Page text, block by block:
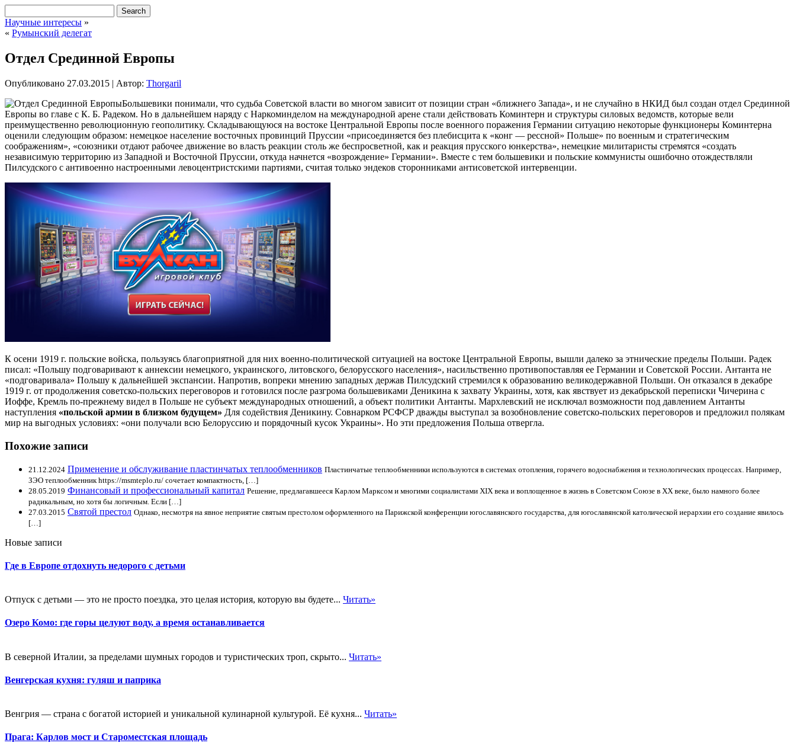
Научные интересы »
« Румынский делегат
Отдел Срединной Европы
Опубликовано 27.03.2015 | Автор: Thorgaril
Большевики понимали, что судьба Советской власти во многом зависит от позиции стран «ближнего Запада», и не случайно в НКИД был создан отдел Срединной
Европы во главе с К. Б. Радеком. Но в дальнейшем наряду с Наркоминделом на международной арене стали действовать Коминтерн и структуры силовых ведомств, которые вели
преимущественно революционную геополитику. Складывающуюся на востоке Центральной Европы после военного поражения Германии ситуацию некоторые функционеры Коминтерна
оценили следующим образом: немецкое население восточных провинций Пруссии «присоединяется без плебисцита к «конг — рессной» Польше» по военным и стратегическим
соображениям», «союзники отдают рабочее движение во власть реакции столь же беспросветной, как и реакция прусского юнкерства», немецкие милитаристы стремятся «создать
независимую территорию из Западной и Восточной Пруссии, откуда начнется «возрождение» Германии». Вместе с тем большевики и польские коммунисты ошибочно отождествляли
Пилсудского с антивоенно настроенными левоцентристскими партиями, считая только эндеков сторонниками антисоветской интервенции.
К осени 1919 г. польские войска, пользуясь благоприятной для них военно-политической ситуацией на востоке Центральной Европы, вышли далеко за этнические пределы Польши. Радек
писал: «Польшу подговаривают к аннексии немецкого, украинского, литовского, белорусского населения», насильственно противопоставляя ее Германии и Советской России. Антанта не
«подговаривала» Польшу к дальнейшей экспансии. Напротив, вопреки мнению западных держав Пилсудский стремился к образованию великодержавной Польши. Он отказался в декабре
1919 г. от продолжения советско-польских переговоров и готовился после разгрома большевиками Деникина к захвату Украины, хотя, как явствует из декабрьской переписки Чичерина с
Иоффе, Кремль по-прежнему видел в Польше не субъект международных отношений, а объект политики Антанты. Мархлевский не исключал возможности под давлением Антанты
наступления «польской армии в близком будущем» Для содействия Деникину. Совнарком РСФСР дважды выступал за возобновление советско-польских переговоров и предложил полякам
мир на выгодных условиях: «они получали всю Белоруссию и порядочный кусок Украины». Но эти предложения Польша отвергла.
Похожие записи
21.12.2024 Применение и обслуживание пластинчатых теплообменников Пластинчатые теплообменники используются в системах отопления, горячего водоснабжения и технологических процессах. Например,
ЗЭО теплообменник https://msmteplo.ru/ сочетает компактность, […]
28.05.2019 Финансовый и профессиональный капитал Решение, предлагавшееся Карлом Марксом и многими социалистами XIX века и воплощенное в жизнь в Советском Союзе в XX веке, было намного более
радикальным, но хотя бы логичным. Если […]
27.03.2015 Святой престол Однако, несмотря на явное неприятие святым престолом оформленного на Парижской конференции югославянского государства, для югославянской католической иерархии его создание явилось
[…]
Новые записи
Где в Европе отдохнуть недорого с детьми
Отпуск с детьми — это не просто поездка, это целая история, которую вы будете... Читать»
Озеро Комо: где горы целуют воду, а время останавливается
В северной Италии, за пределами шумных городов и туристических троп, скрыто... Читать»
Венгерская кухня: гуляш и паприка
Венгрия — страна с богатой историей и уникальной кулинарной культурой. Её кухня... Читать»
Прага: Карлов мост и Староместская площадь